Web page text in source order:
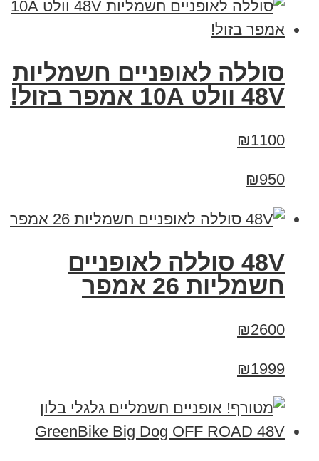
סוללה לאופניים חשמליות
48V וולט 10A אמפר בזול!
₪1100
₪950
48V סוללה לאופניים
חשמליות 26 אמפר
₪2600
₪1999